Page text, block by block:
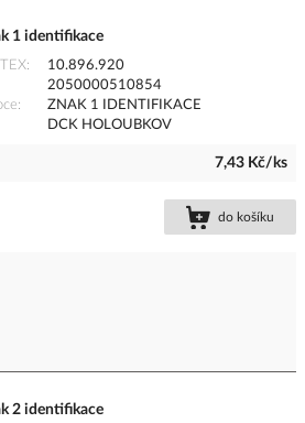
1 identifikace
10.896.920
2050000510854
ZNAK 1 IDENTIFIKACE
DCK HOLOUBKOV
7,43 Kč/ks
do košíku
2 identifikace